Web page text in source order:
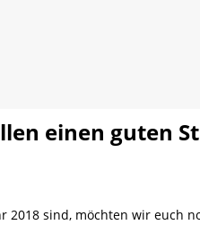
einen guten
2018 sind, möchten wir euch